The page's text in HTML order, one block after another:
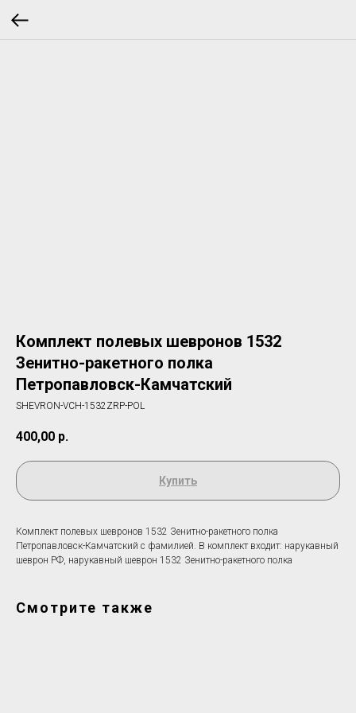
Комплект полевых шевронов 1532
Зенитно-ракетного полка
Петропавловск-Камчатский
SHEVRON-VCH-1532ZRP-POL
400,00 р.
Купить
Комплект полевых шевронов 1532 Зенитно-ракетного полка
Петропавловск-Камчатский c фамилией. В комплект входит: нарукавный
шеврон РФ, нарукавный шеврон 1532 Зенитно-ракетного полка
Смотрите также